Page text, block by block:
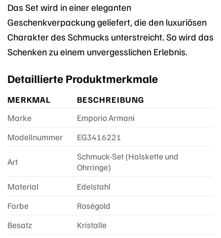
Das Set wird in einer eleganten
Geschenkverpackung geliefert, die den luxuriösen
Charakter des Schmucks unterstreicht. So wird das
Schenken zu einem unvergesslichen Erlebnis.
Detaillierte Produktmerkmale
MERKMAL
BESCHREIBUNG
Marke
Emporio Armani
Modellnummer
EG3416221
Art
Schmuck-Set (Halskette und
Ohrringe)
Material
Edelstahl
Farbe
Roségold
Besatz
Kristalle